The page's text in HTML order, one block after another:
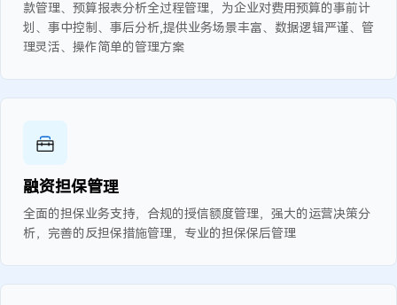
款管理、预算报表分析全过程管理，为企业对费用预算的事前计
划、事中控制、事后分析,提供业务场景丰富、数据逻辑严谨、管
理灵活、操作简单的管理方案
融资担保管理
全面的担保业务支持，合规的授信额度管理，强大的运营决策分
析，完善的反担保措施管理，专业的担保保后管理